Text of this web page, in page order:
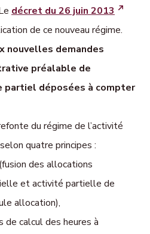
décret du 26 juin 2013
de ce nouveau régime.
nouvelles demandes
préalable de
partiel déposées à compter
du régime de l’activité
quatre principes :
des allocations
et activité partielle de
allocation),
calcul des heures à